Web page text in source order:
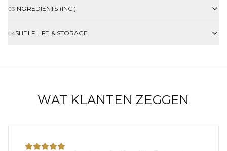
03INGREDIENTS (INCI)
04SHELF LIFE & STORAGE
WAT KLANTEN ZEGGEN